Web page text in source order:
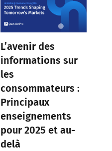
L’avenir des
informations sur
les
consommateurs :
Principaux
enseignements
pour 2025 et au-
delà